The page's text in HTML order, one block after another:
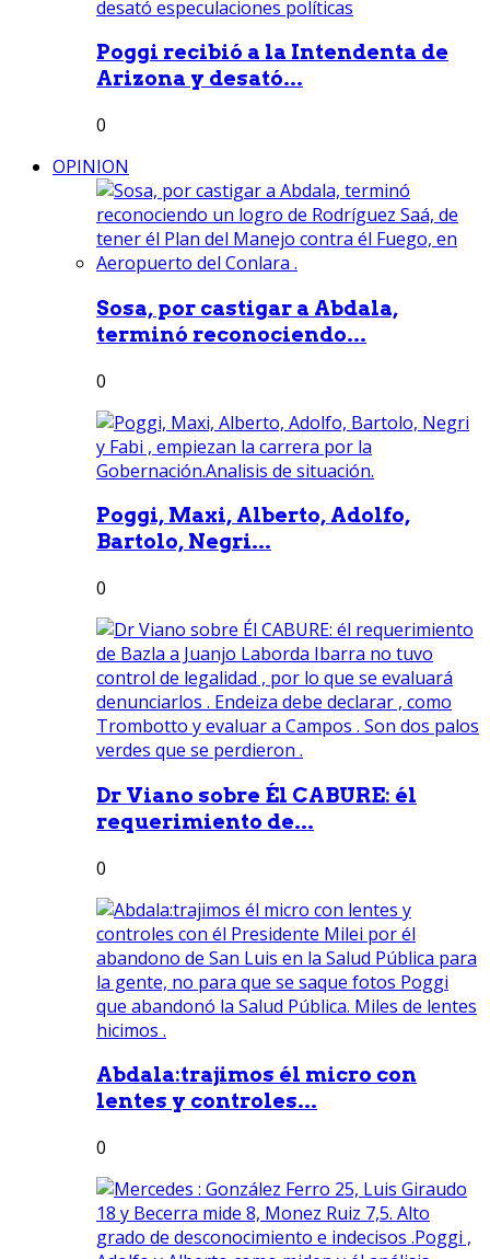
Poggi recibió a la Intendenta de
Arizona y desató...
0
OPINION
Sosa, por castigar a Abdala,
terminó reconociendo...
0
Poggi, Maxi, Alberto, Adolfo,
Bartolo, Negri...
0
Dr Viano sobre Él CABURE: él
requerimiento de...
0
Abdala:trajimos él micro con
lentes y controles...
0